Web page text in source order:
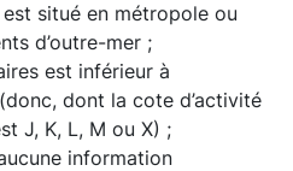
situé en métropole ou
d’outre-mer ;
est inférieur à
dont la cote d’activité
J, K, L, M ou X) ;
information